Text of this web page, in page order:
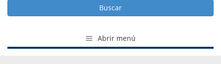
Buscar
Abrir menú